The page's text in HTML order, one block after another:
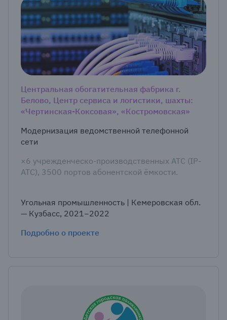
Центральная обогатительная фабрика г.
Белово, Центр сервиса и логистики, шахты:
«Чертинская-Коксовая», «Костромовская»
Модернизация ведомственной телефонной
сети
×6 учрежденческо-производственных АТС (IP-
АТС), 3500 портов абонентской ёмкости.
Угольная промышленность | Кемеровская обл.
— Кузбасс, 2021−2022
Подробно о проекте